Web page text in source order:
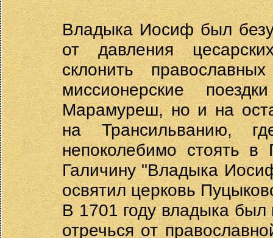
Владыка Иосиф был
от давления
склонить
миссионерские
Марамуреш, но и на
на Трансильванию,
непоколебимо стоять
Галичину "Владыка
освятил церковь
В 1701 году владыка
отречься от